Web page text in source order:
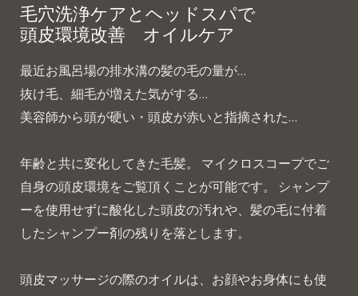
毛穴洗浄ケアとヘッドスパで
頭皮環境改善 オイルケア
最近お風呂場の排水溝の髪の毛の量が…
抜け毛、細毛が増えた気がする…
美容師から頭が硬い・頭皮が赤いと指摘された…
年齢と共に変化してきた毛髪。 マイクロスコープでご
自身の頭皮環境をご覧頂くことが可能です。 シャンプ
ーを使用せずに酸化した頭皮の汚れや、髪の毛に付着
したシャンプー剤の残りを落とします。
頭皮マッサージの際のオイルは、お顔やお身体にも使